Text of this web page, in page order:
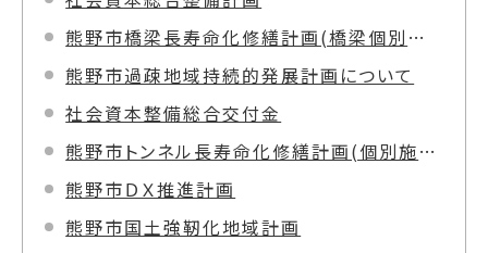
熊野市橋梁長寿命化修繕計画(橋梁個別施設計画)
熊野市過疎地域持続的発展計画について
社会資本整備総合交付金
熊野市トンネル長寿命化修繕計画(個別施設計画)
熊野市ＤＸ推進計画
熊野市国土強靭化地域計画